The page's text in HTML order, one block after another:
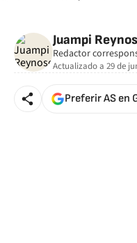
Juampi
Redactor
Actualizado a 29 de
Preferir AS en